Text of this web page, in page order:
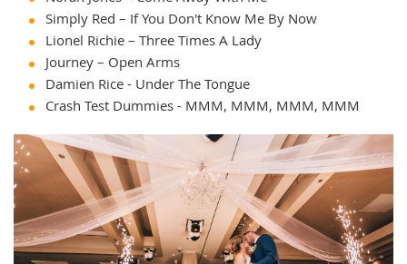
Simply Red – If You Don't Know Me By Now
Lionel Richie – Three Times A Lady
Journey – Open Arms
Damien Rice - Under The Tongue
Crash Test Dummies - MMM, MMM, MMM, MMM